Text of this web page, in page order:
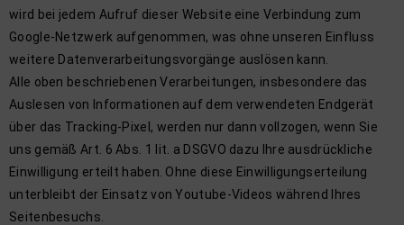
wird bei jedem Aufruf dieser Website eine Verbindung zum
Google-Netzwerk aufgenommen, was ohne unseren Einfluss
weitere Datenverarbeitungsvorgänge auslösen kann.
Alle oben beschriebenen Verarbeitungen, insbesondere das
Auslesen von Informationen auf dem verwendeten Endgerät
über das Tracking-Pixel, werden nur dann vollzogen, wenn Sie
uns gemäß Art. 6 Abs. 1 lit. a DSGVO dazu Ihre ausdrückliche
Einwilligung erteilt haben. Ohne diese Einwilligungserteilung
unterbleibt der Einsatz von Youtube-Videos während Ihres
Seitenbesuchs.